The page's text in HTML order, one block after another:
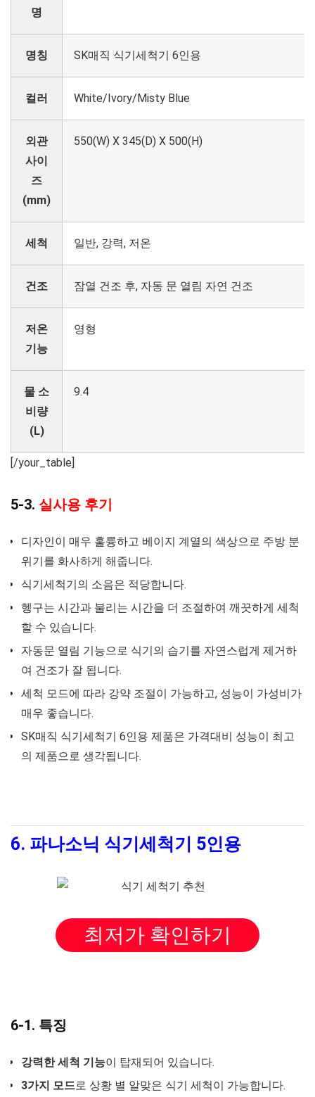
명
명칭 SK매직 식기세척기 6인용
컬러 White/Ivory/Misty Blue
외관
사이
즈
(mm)
550(W) X 345(D) X 500(H)
세척 일반, 강력, 저온
건조 잠열 건조 후, 자동 문 열림 자연 건조
저온
기능
영형
물 소
비량
(L)
9.4
[/your_table]
5-3. 실사용 후기
디자인이 매우 훌륭하고 베이지 계열의 색상으로 주방 분
위기를 화사하게 해줍니다.
식기세척기의 소음은 적당합니다.
헹구는 시간과 불리는 시간을 더 조절하여 깨끗하게 세척
할 수 있습니다.
자동문 열림 기능으로 식기의 습기를 자연스럽게 제거하
여 건조가 잘 됩니다.
세척 모드에 따라 강약 조절이 가능하고, 성능이 가성비가
매우 좋습니다.
SK매직 식기세척기 6인용 제품은 가격대비 성능이 최고
의 제품으로 생각됩니다.
6. 파나소닉 식기세척기 5인용
최저가 확인하기
6-1. 특징
강력한 세척 기능이 탑재되어 있습니다.
3가지 모드로 상황 별 알맞은 식기 세척이 가능합니다.